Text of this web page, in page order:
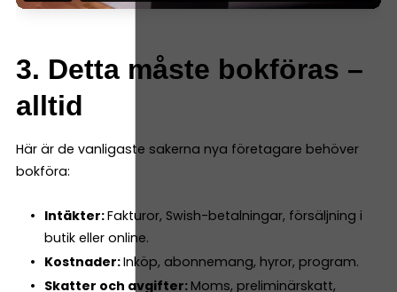
3. Detta måste bokföras –
alltid
Här är de vanligaste sakerna nya företagare behöver
bokföra:
Intäkter:Fakturor, Swish-betalningar, försäljning i
butik eller online.
Kostnader:Inköp, abonnemang, hyror, program.
Skatter och avgifter: Moms, preliminärskatt,